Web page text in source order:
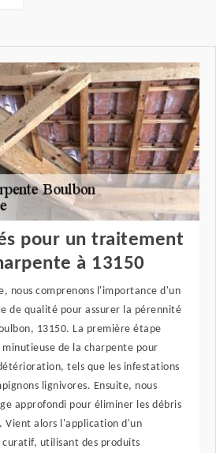
pour un traitement
à 13150
nous comprenons l'importance d'un
de qualité pour assurer la pérennité
13150. La première étape
de la charpente pour
tels que les infestations
lignivores. Ensuite, nous
approfondi pour éliminer les débris
Vient alors l'application d'un
utilisant des produits